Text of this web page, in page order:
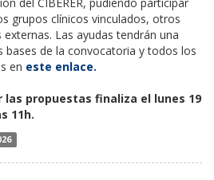
grupos clínicos vinculados, otros
externas. Las ayudas tendrán una
bases de la convocatoria y todos los
en este enlace.
las propuestas finaliza el lunes 19
11h.